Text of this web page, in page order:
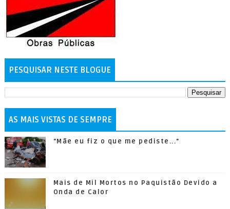
PESQUISAR NESTE BLOGUE
AS MAIS VISTAS DE SEMPRE
"Mãe eu fiz o que me pediste..."
Mais de Mil Mortos no Paquistão Devido a
Onda de Calor